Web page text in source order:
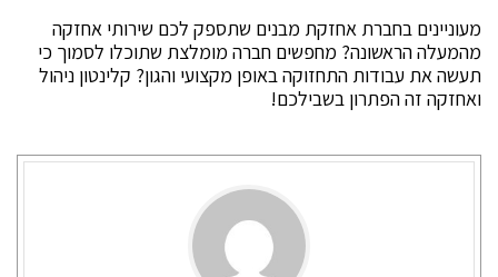
מעוניינים בחברת אחזקת מבנים שתספק לכם שירותי אחזקה
מהמעלה הראשונה? מחפשים חברה מומלצת שתוכלו לסמוך כי
תעשה את עבודות התחזוקה באופן מקצועי והגון? קלינטון ניהול
ואחזקה זה הפתרון בשבילכם!